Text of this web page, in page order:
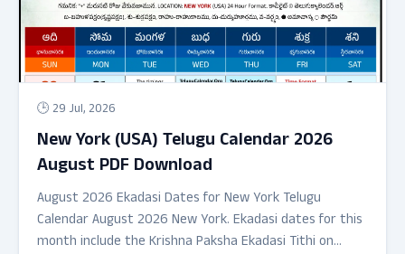
🕒 29 Jul, 2026
New York (USA) Telugu Calendar 2026
August PDF Download
August 2026 Ekadasi Dates for New York Telugu
Calendar August 2026 New York. Ekadasi dates for this
month include the Krishna Paksha Ekadasi Tithi on